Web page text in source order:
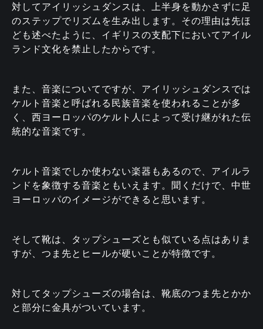
対してアイリッシュダンスは、上半身を動かさずに足
のステップでリズムを生み出します。その理由は先ほ
ども述べたように、イギリスの支配下においてアイル
ランド文化を禁止したからです。
また、音楽についてですが、アイリッシュダンスでは
ケルト音楽と呼ばれる民族音楽を使われることが多
く、西ヨーロッパのケルト人によって受け継がれた伝
統的な音楽です。
ケルト音楽でしか使わない楽器もあるので、アイルラ
ンドを象徴する音楽ともいえます。聞くだけで、中世
ヨーロッパのイメージができると思います。
そして靴は、タップシューズとも似ている点はありま
すが、つま先とヒールが硬いことが特徴です。
対してタップシューズの場合は、靴底のつま先とかか
と部分に金具がついています。